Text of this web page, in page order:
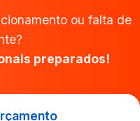
ou falta de
preparados!